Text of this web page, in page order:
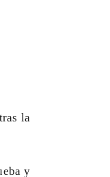
la
y